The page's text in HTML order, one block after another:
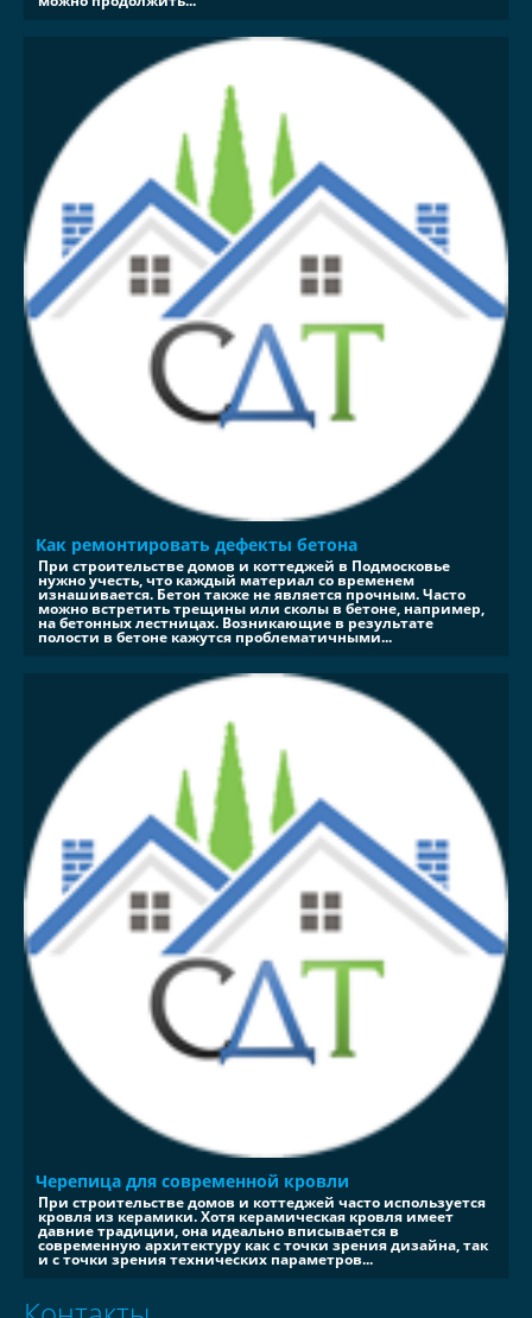
Как ремонтировать дефекты бетона
При строительстве домов и коттеджей в Подмосковье
нужно учесть, что каждый материал со временем
изнашивается. Бетон также не является прочным. Часто
можно встретить трещины или сколы в бетоне, например,
на бетонных лестницах. Возникающие в результате
полости в бетоне кажутся проблематичными...
Черепица для современной кровли
При строительстве домов и коттеджей часто используется
кровля из керамики. Хотя керамическая кровля имеет
давние традиции, она идеально вписывается в
современную архитектуру как с точки зрения дизайна, так
и с точки зрения технических параметров...